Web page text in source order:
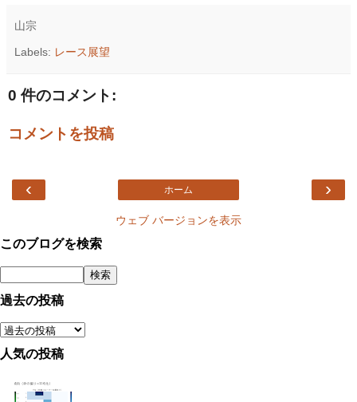
山宗
Labels: レース展望
0 件のコメント:
コメントを投稿
‹ ›
ホーム
ウェブ バージョンを表示
このブログを検索
過去の投稿
人気の投稿